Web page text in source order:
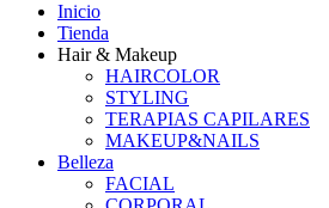
Inicio
Tienda
Hair & Makeup
HAIRCOLOR
STYLING
TERAPIAS CAPILARES
MAKEUP&NAILS
Belleza
FACIAL